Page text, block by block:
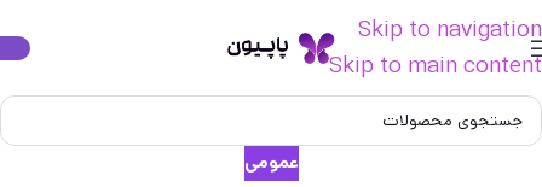
Skip to navigation
Skip to main content
عمومی